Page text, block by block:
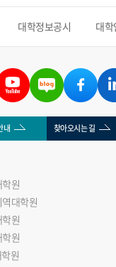
대학정보공시 대
내 찾아오시는 길
원
대학원
원
원
원